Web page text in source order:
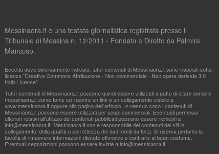
Messinaora.it è una testata giornalistica registrata presso il
Tribunale di Messina n. 12/2011 - Fondato e Diretto da Palmira
Mancuso.
Eccetto dove diversamente indicato, tutti i contenuti di Messinaora.it sono rilasciati sotto
licenza "Creative Commons Attribuzione - Non commerciale - Non opere derivate 3.0
Italia License".
Tutti i contenuti di Messinaora.it possono quindi essere utilizzati a patto di citare sempre
messinaora.it come fonte ed inserire un link o un collegamento visibile a
www.messinaora.it oppure alla pagina dell'articolo. In nessun caso i contenuti di
Messinaora.it possono essere utilizzati per scopi commerciali. Eventuali permessi
ulteriori relativi all'utilizzo dei contenuti pubblicati possono essere richiesti a
info@messinaora.it . Messinaora.it non è responsabile dei contenuti dei siti in
collegamento, della qualità o correttezza dei dati forniti da terzi. Si riserva pertanto la
facoltà di rimuovere informazioni ritenute offensive o contrarie al buon costume.
Eventuali segnalazioni possono essere inviate ainfo@messinaora.it